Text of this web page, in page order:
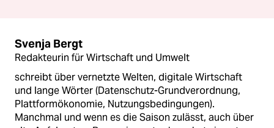
Svenja Bergt
Redakteurin für Wirtschaft und Umwelt
schreibt über vernetzte Welten, digitale Wirtschaft
und lange Wörter (Datenschutz-Grundverordnung,
Plattformökonomie, Nutzungsbedingungen).
Manchmal und wenn es die Saison zulässt, auch über